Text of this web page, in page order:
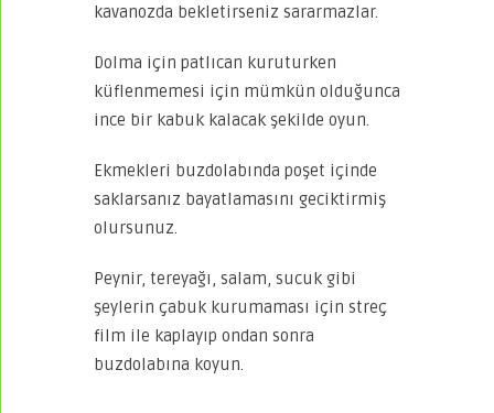
kavanozda bekletirseniz sararmazlar.
Dolma için patlıcan kuruturken
küflenmemesi için mümkün olduğunca
ince bir kabuk kalacak şekilde oyun.
Ekmekleri buzdolabında poşet içinde
saklarsanız bayatlamasını geciktirmiş
olursunuz.
Peynir, tereyağı, salam, sucuk gibi
şeylerin çabuk kurumaması için streç
film ile kaplayıp ondan sonra
buzdolabına koyun.